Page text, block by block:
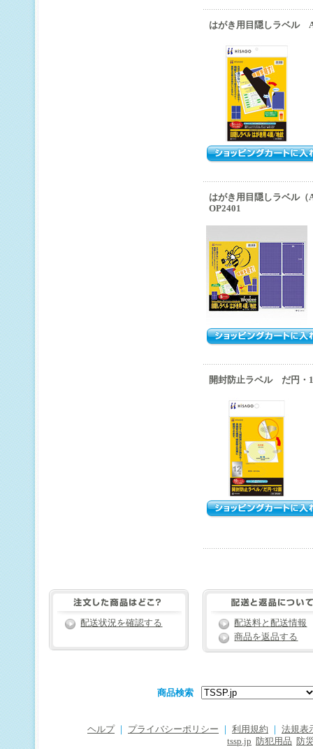
はがき用目隠しラベル
はがき用目隠しラベル
OP2401
開封防止ラベル だ円
配送状況を確認する
配送料と配送情報
商品を返品する
商品検索
ヘルプ プライバシーポリシー 利用規約
法規表
tssp.jp
防犯用品 防